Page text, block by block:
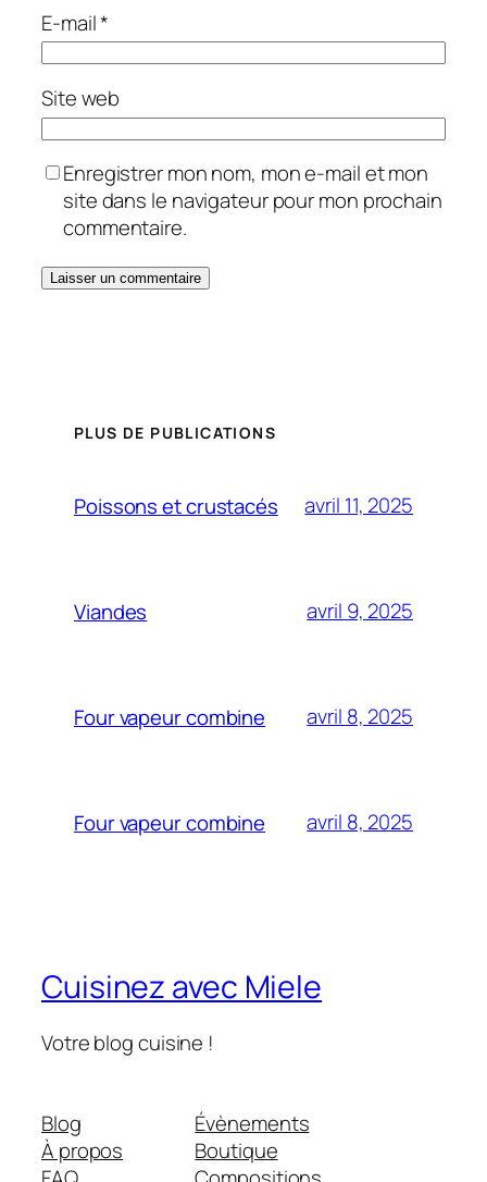
E-mail*
Site web
Enregistrer mon nom, mon e-mail et mon
site dans le navigateur pour mon prochain
commentaire.
PLUS DE PUBLICATIONS
Poissons et crustacés avril 11, 2025
Viandes avril 9, 2025
Four vapeur combine avril 8, 2025
Four vapeur combine avril 8, 2025
Cuisinez avec Miele
Votre blog cuisine !
Blog
À propos
Évènements
Boutique